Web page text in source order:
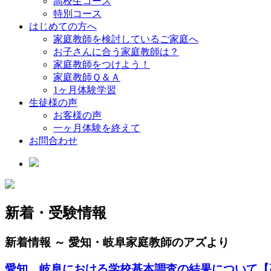
特別コース
はじめての方へ
家庭教師を検討しているご家庭へ
お子さんに合う家庭教師は？
家庭教師をつけよう！
家庭教師Ｑ＆Ａ
1ヶ月体験学習
生徒様の声
お客様の声
一ヶ月体験を終えて
お問合わせ
新着・受験情報
新着情報 ～ 愛知・岐阜家庭教師のアズより